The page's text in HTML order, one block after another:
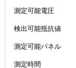
測定可能電圧
検出可能抵抗値
測定可能パネル
測定時間